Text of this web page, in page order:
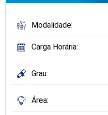
Modalidade:
Carga Horária:
Grau:
Área: